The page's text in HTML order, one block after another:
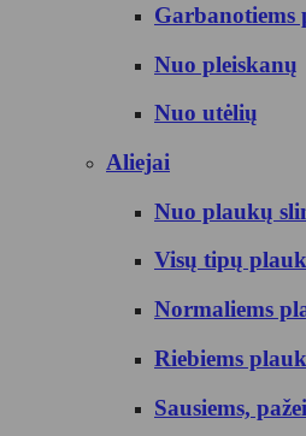
Garbanotiems
Nuo pleiskanų
Nuo utėlių
Aliejai
Nuo plaukų
Visų tipų
Normaliems
Riebiems
Sausiems,